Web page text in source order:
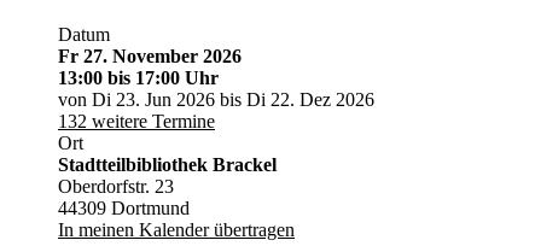
Datum
Fr 27. November 2026
13:00 bis 17:00 Uhr
von Di 23. Jun 2026 bis Di 22. Dez 2026
132 weitere Termine
Ort
Stadtteilbibliothek Brackel
Oberdorfstr. 23
44309 Dortmund
In meinen Kalender übertragen